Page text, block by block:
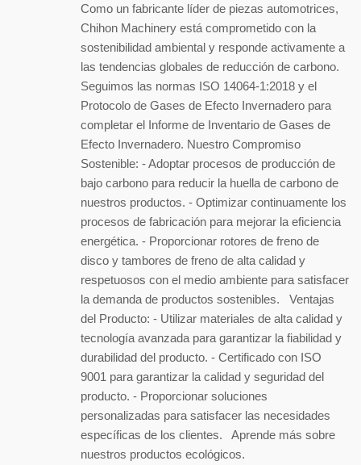
Como un fabricante líder de piezas automotrices,
Chihon Machinery está comprometido con la
sostenibilidad ambiental y responde activamente a
las tendencias globales de reducción de carbono.
Seguimos las normas ISO 14064-1:2018 y el
Protocolo de Gases de Efecto Invernadero para
completar el Informe de Inventario de Gases de
Efecto Invernadero. Nuestro Compromiso
Sostenible: - Adoptar procesos de producción de
bajo carbono para reducir la huella de carbono de
nuestros productos. - Optimizar continuamente los
procesos de fabricación para mejorar la eficiencia
energética. - Proporcionar rotores de freno de
disco y tambores de freno de alta calidad y
respetuosos con el medio ambiente para satisfacer
la demanda de productos sostenibles. Ventajas
del Producto: - Utilizar materiales de alta calidad y
tecnología avanzada para garantizar la fiabilidad y
durabilidad del producto. - Certificado con ISO
9001 para garantizar la calidad y seguridad del
producto. - Proporcionar soluciones
personalizadas para satisfacer las necesidades
específicas de los clientes. Aprende más sobre
nuestros productos ecológicos.